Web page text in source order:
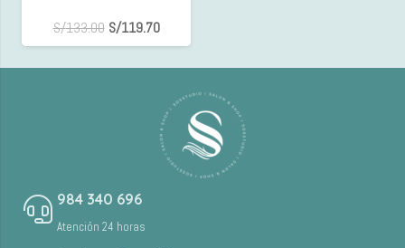
S/133.00 S/119.70
984 340 696
Atención 24 horas